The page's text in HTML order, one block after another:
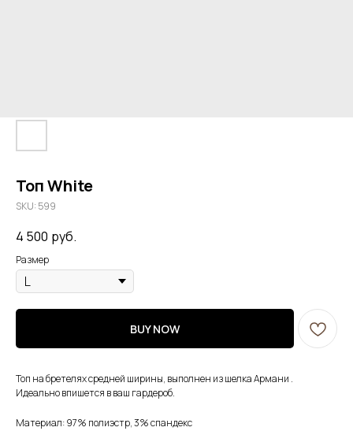
Топ White
SKU: 599
4 500 руб.
Размер
BUY NOW
Топ на бретелях средней ширины, выполнен из шелка Армани .
Идеально впишется в ваш гардероб.
Материал: 97% полиэстр, 3% спандекс